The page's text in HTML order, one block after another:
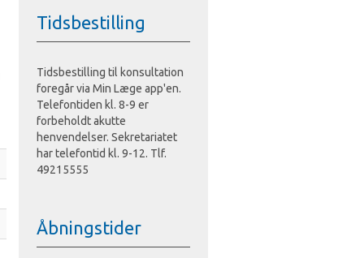
Tidsbestilling
Tidsbestilling til konsultation
foregår via Min Læge app'en.
Telefontiden kl. 8-9 er
forbeholdt akutte
henvendelser. Sekretariatet
har telefontid kl. 9-12. Tlf.
49215555
Åbningstider